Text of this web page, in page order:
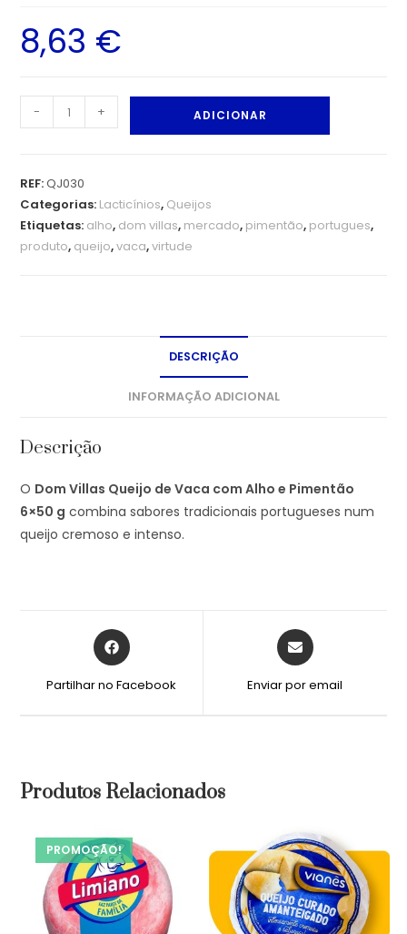
8,63 €
- + ADICIONAR
REF:QJ030
Categorias: Lacticínios, Queijos
Etiquetas: alho, dom villas, mercado, pimentão, portugues,
produto, queijo,vaca,virtude
DESCRIÇÃO
INFORMAÇÃO ADICIONAL
Descrição
O Dom Villas Queijo de Vaca com Alho e Pimentão
6×50 g combina sabores tradicionais portugueses num
queijo cremoso e intenso.
Partilhar no Facebook Enviar por email
Produtos Relacionados
PROMOÇÃO!